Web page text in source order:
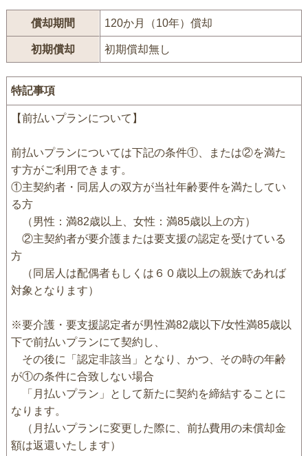
償却期間 120か月（10年）償却
初期償却 初期償却無し
特記事項
【前払いプランについて】
前払いプランについては下記の条件①、または②を満た
す方がご利用できます。
①主契約者・同居人の双方が当社年齢要件を満たしてい
る方
（男性：満82歳以上、女性：満85歳以上の方）
②主契約者が要介護または要支援の認定を受けている
方
（同居人は配偶者もしくは６０歳以上の親族であれば
対象となります）
※要介護・要支援認定者が男性満82歳以下/女性満85歳以
下で前払いプランにて契約し、
その後に「認定非該当」となり、かつ、その時の年齢
が①の条件に合致しない場合
「月払いプラン」として新たに契約を締結することに
なります。
（月払いプランに変更した際に、前払費用の未償却金
額は返還いたします）